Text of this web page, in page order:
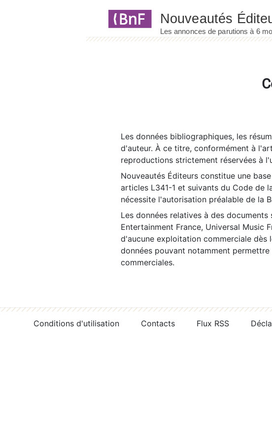
Les données bibliographiques, les
d'auteur. À ce titre, conformément à
reproductions strictement réservées à
Nouveautés Éditeurs constitue une
articles L341-1 et suivants du Code de
nécessite l'autorisation préalable de la
Les données relatives à des
Entertainment France, Universal Music
d'aucune exploitation commerciale
données pouvant notamment
commerciales.
Conditions d'utilisation Contacts Flux RSS